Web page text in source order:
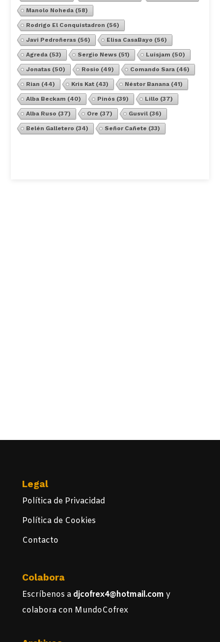
Manolo Noheda(58)
Rodrigo El Conquistadron (56)
Javi Pedroñeras(56) Elisa CasaBayo (56)
Agreda(53) Sergio News(51) Luisjam (50)
Jonatas(50) Rosio (49) Comando Sara(46)
Rian (44) Kris Kat(43) Néstor Banana(41)
Alba Beckam (40) Pinós(39) Lillo (37)
Alba Ruso (37) Ore (37) Gusvil(36)
Belén Galletero (34) Señor Cañete (33)
Legal
Política de Privacidad
Política de Cookies
Contacto
Colabora
Escríbenos a djcofrex4@hotmail.com y
colabora con MundoCofrex